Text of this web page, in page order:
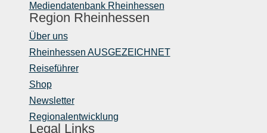
Mediendatenbank Rheinhessen
Region Rheinhessen
Über uns
Rheinhessen AUSGEZEICHNET
Reiseführer
Shop
Newsletter
Regionalentwicklung
Legal Links